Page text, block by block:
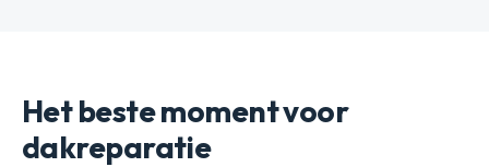
Het beste moment voor
dakreparatie